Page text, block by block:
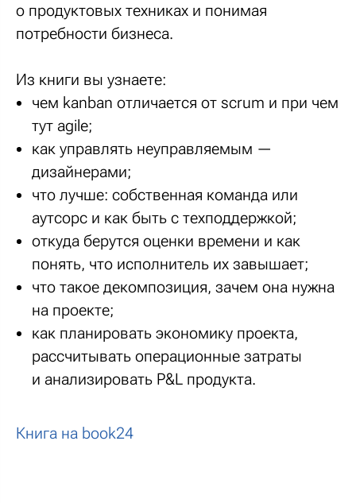
о продуктовых техниках и понимая
потребности бизнеса.
Из книги вы узнаете:
чем kanban отличается от scrum и при чем
тут agile;
как управлять неуправляемым —
дизайнерами;
что лучше: собственная команда или
аутсорс и как быть с техподдержкой;
откуда берутся оценки времени и как
понять, что исполнитель их завышает;
что такое декомпозиция, зачем она нужна
на проекте;
как планировать экономику проекта,
рассчитывать операционные затраты
и анализировать P&L продукта.
Книга на book24